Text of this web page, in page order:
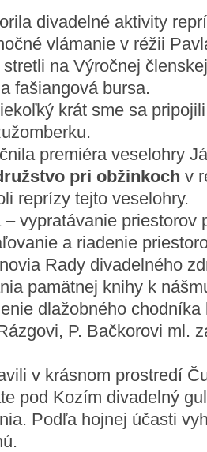
divadelné aktivity
vlámanie v réžii
na Výročnej
fašiangová bursa.
krát sme sa
premiéra veselohry
pri obžinkoch v
reprízy tejto veselohry.
– vypratávanie priestorov
a riadenie
Rady divadelného
pamätnej knihy k
dlažobného
P. Bačkorovi ml.
v krásnom prostredí
pod Kozím divadelný
Podľa hojnej účasti